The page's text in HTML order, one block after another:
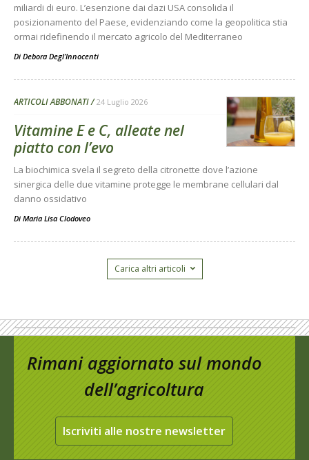
miliardi di euro. L’esenzione dai dazi USA consolida il
posizionamento del Paese, evidenziando come la geopolitica stia
ormai ridefinendo il mercato agricolo del Mediterraneo
Di Debora Degl’Innocenti
ARTICOLI ABBONATI 24 Luglio 2026
Vitamine E e C, alleate nel
piatto con l’evo
La biochimica svela il segreto della citronette dove l’azione
sinergica delle due vitamine protegge le membrane cellulari dal
danno ossidativo
Di Maria Lisa Clodoveo
Carica altri articoli
Rimani aggiornato sul mondo
dell’agricoltura
Iscriviti alle nostre newsletter